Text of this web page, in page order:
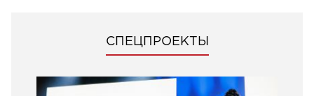
СПЕЦПРОЕКТЫ